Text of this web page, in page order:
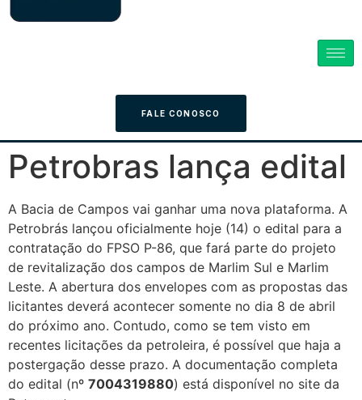
FALE CONOSCO
Petrobras lança edital
A Bacia de Campos vai ganhar uma nova plataforma. A
Petrobrás lançou oficialmente hoje (14) o edital para a
contratação do FPSO P-86, que fará parte do projeto
de revitalização dos campos de Marlim Sul e Marlim
Leste. A abertura dos envelopes com as propostas das
licitantes deverá acontecer somente no dia 8 de abril
do próximo ano. Contudo, como se tem visto em
recentes licitações da petroleira, é possível que haja a
postergação desse prazo. A documentação completa
do edital (nº 7004319880) está disponível no site da